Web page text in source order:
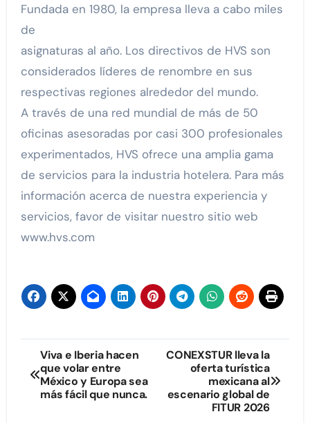
Fundada en 1980, la empresa lleva a cabo miles
de
asignaturas al año. Los directivos de HVS son
considerados líderes de renombre en sus
respectivas regiones alrededor del mundo.
A través de una red mundial de más de 50
oficinas asesoradas por casi 300 profesionales
experimentados, HVS ofrece una amplia gama
de servicios para la industria hotelera. Para más
información acerca de nuestra experiencia y
servicios, favor de visitar nuestro sitio web
www.hvs.com
Navegación
de
entradas
Viva e Iberia hacen
que volar entre
México y Europa sea
más fácil que nunca.
CONEXSTUR lleva la
oferta turística
mexicana al
escenario global de
FITUR 2026